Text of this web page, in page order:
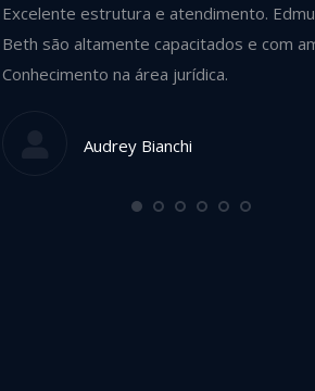
Excelente estrutura e atendimento.
Beth são altamente capacitados e com
Conhecimento na área jurídica.
Audrey Bianchi